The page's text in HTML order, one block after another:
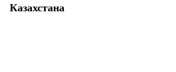
Казахстана